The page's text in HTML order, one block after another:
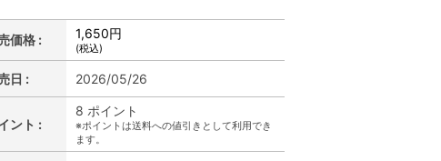
価格 : 1,650円
(税込)
日 : 2026/05/26
ント :
8 ポイント
※ポイントは送料への値引きとして利用でき
ます。